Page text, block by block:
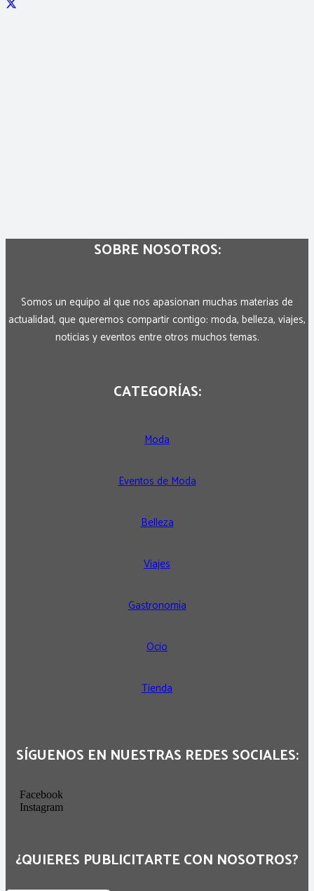
SOBRE NOSOTROS:
Somos un equipo al que nos apasionan muchas materias de
actualidad, que queremos compartir contigo: moda, belleza, viajes,
noticias y eventos entre otros muchos temas.
CATEGORÍAS:
Moda
Eventos de Moda
Belleza
Viajes
Gastronomía
Ocio
Tienda
SÍGUENOS EN NUESTRAS REDES SOCIALES:
Facebook
Instagram
¿QUIERES PUBLICITARTE CON NOSOTROS?